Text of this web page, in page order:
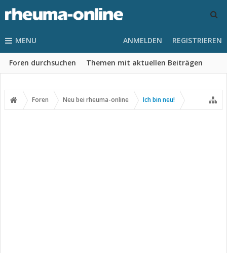
MENU
Foren durchsuchen Themen mit aktuellen Beiträgen
ANMELDEN REGISTRIEREN
Foren Neu bei rheuma-online Ich bin neu!